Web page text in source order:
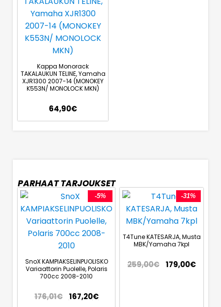
Kappa Monorack
TAKALAUKUN TELINE, Yamaha
XJR1300 2007-14 (MONOKEY
K553N/ MONOLOCK MKN)
64,90€
PARHAAT TARJOUKSET
-5%
SnoX KAMPIAKSELINPUOLISKO
Variaattorin Puolelle, Polaris
700cc 2008-2010
176,01€ 167,20€
-31%
T4Tune KATESARJA, Musta
MBK/Yamaha 7kpl
259,00€ 179,00€